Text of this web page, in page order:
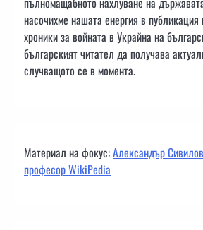
насочихме нашата енергия в
хроники за войната в Украйна на
българският читател да получава
случващото се в момента.
Материал на фокус:Александър
професор WikiPedia